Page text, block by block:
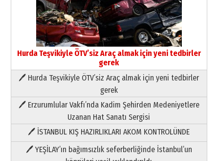
Hurda Teşvikiyle ÖTV’siz Araç almak için yeni tedbirler
gerek
🖊 Hurda Teşvikiyle ÖTV’siz Araç almak için yeni tedbirler
gerek
🖊 Erzurumlular Vakfı’nda Kadim Şehirden Medeniyetlere
Uzanan Hat Sanatı Sergisi
🖊 İSTANBUL KIŞ HAZIRLIKLARI AKOM KONTROLÜNDE
🖊 YEŞİLAY’ın bağımsızlık seferberliğinde İstanbul’un
Paranın Aile Kültüründeki Yeri
03 Ağustos 2026 Pazartesi
Yıldırım Gündoğdu
HAVVA’NIN ÜÇ KIZI
09 Temmuz 2026 Perşembe